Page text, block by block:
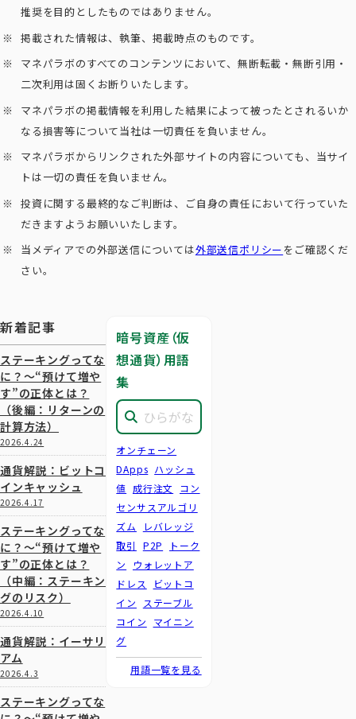
推奨を目的としたものではありません。
掲載された情報は、執筆、掲載時点のものです。
マネパラボのすべてのコンテンツにおいて、無断転載・無断引用・
二次利用は固くお断りいたします。
マネパラボの掲載情報を利用した結果によって被ったとされるいか
なる損害等について当社は一切責任を負いません。
マネパラボからリンクされた外部サイトの内容についても、当サイ
トは一切の責任を負いません。
投資に関する最終的なご判断は、ご自身の責任において行っていた
だきますようお願いいたします。
当メディアでの外部送信については外部送信ポリシー をご確認くだ
さい。
新着記事
ステーキングってな
に？～“預けて増や
す”の正体とは？
（後編：リターンの
計算方法）
2026.4.24
通貨解説：ビットコ
インキャッシュ
2026.4.17
ステーキングってな
に？～“預けて増や
す”の正体とは？
（中編：ステーキン
グのリスク）
2026.4.10
通貨解説：イーサリ
アム
2026.4.3
ステーキングってな
暗号資産（仮
想通貨）用語
集
オンチェーン
DApps ハッシュ
値 成行注文
コン
センサスアルゴリ
ズム
レバレッジ
取引
P2P
トーク
ン
ウォレットア
ドレス
ビットコ
イン
ステーブル
コイン
マイニン
グ
用語一覧を見る